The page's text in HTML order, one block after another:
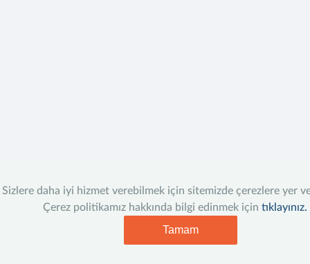
Sizlere daha iyi hizmet verebilmek için sitemizde çerezlere yer
Çerez politikamız hakkında bilgi edinmek için tıklayınız.
Tamam